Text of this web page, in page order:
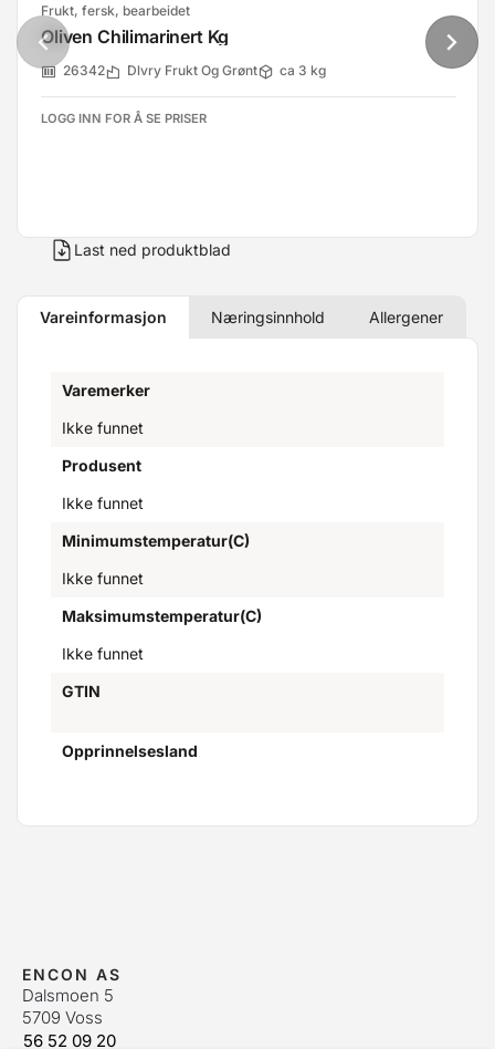
Frukt, fersk, bearbeidet
Oliven Chilimarinert Kg
26342 Dlvry Frukt Og Grønt ca 3 kg
LOGG INN FOR Å SE PRISER
Last ned produktblad
Vareinformasjon Næringsinnhold Allergener
Varemerker
Ikke funnet
Produsent
Ikke funnet
Minimumstemperatur(C)
Ikke funnet
Maksimumstemperatur(C)
Ikke funnet
GTIN
Opprinnelsesland
ENCON AS
Dalsmoen 5
5709 Voss
56 52 09 20